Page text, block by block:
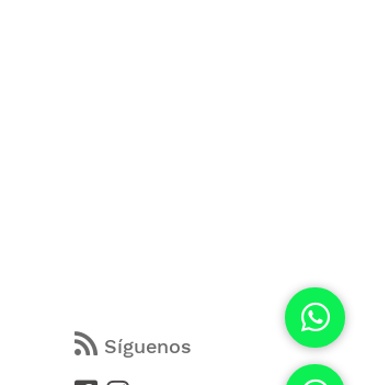
Síguenos